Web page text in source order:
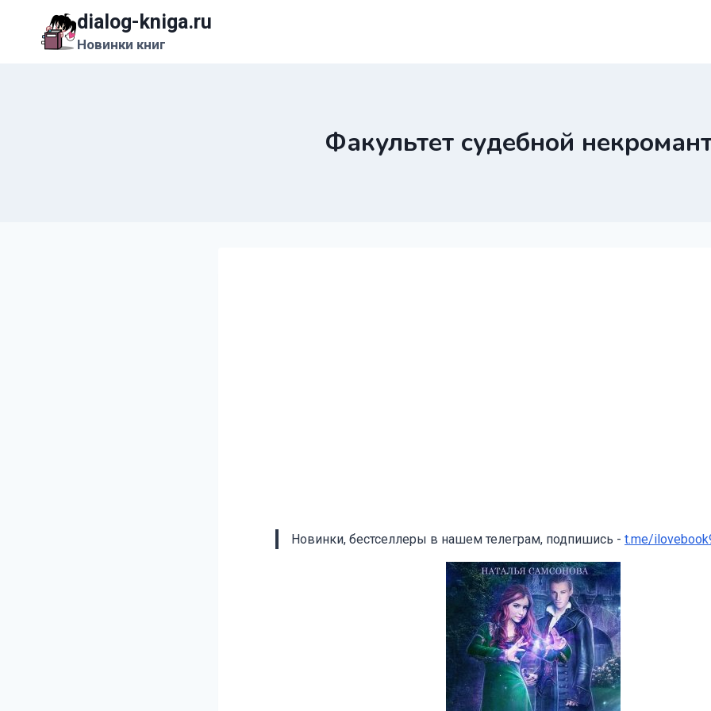
содержимому
dialog-kniga.ru
Новинки книг
Факультет судебной
Новинки, бестселлеры в нашем телеграм, подпишись - t.me/